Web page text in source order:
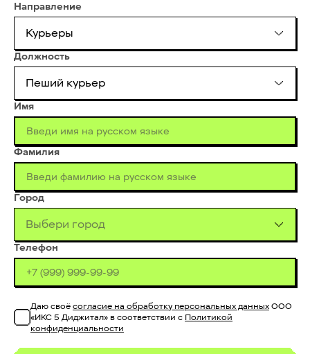
Направление
Курьеры
Должность
Пеший курьер
Имя
Фамилия
Город
Выбери город
Телефон
Даю своё согласие на обработку персональных данных ООО
«ИКС 5 Диджитал» в соответствии с Политикой
конфиденциальности